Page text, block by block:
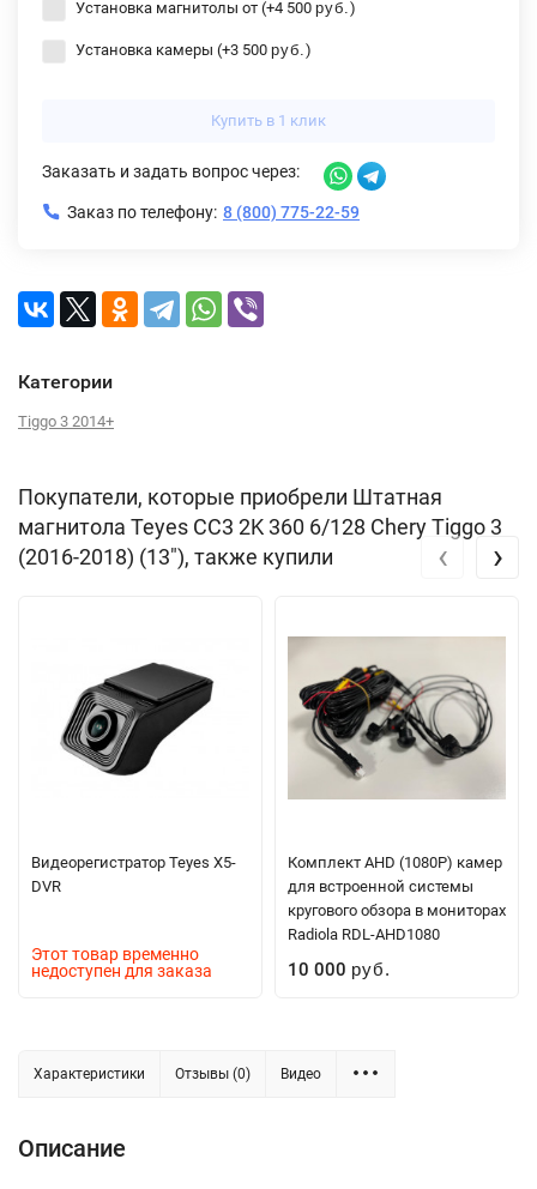
Установка магнитолы от (+4 500 руб. )
Установка камеры (+3 500 руб. )
Купить в 1 клик
Заказать и задать вопрос через:
Заказ по телефону: 8 (800) 775-22-59
Категории
Tiggo 3 2014+
Покупатели, которые приобрели Штатная
магнитола Teyes CC3 2K 360 6/128 Chery Tiggo 3
(2016-2018) (13"), также купили
Видеорегистратор Teyes X5-
DVR
Этот товар временно
недоступен для заказа
Комплект AHD (1080P) камер
для встроенной системы
кругового обзора в мониторах
Radiola RDL-AHD1080
10 000 руб.
‹ ›
Характеристики Отзывы (0) Видео
Описание